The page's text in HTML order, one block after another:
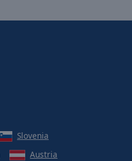
Slovenia
Austria